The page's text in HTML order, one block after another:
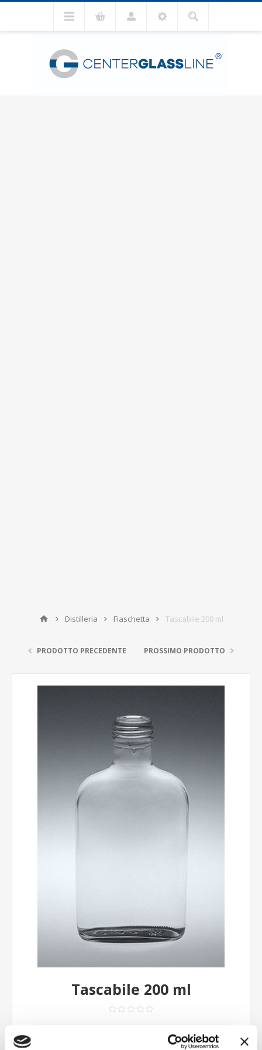
Distilleria Fiaschetta Tascabile 200 ml
PRODOTTO PRECEDENTE PROSSIMO PRODOTTO
Tascabile 200 ml